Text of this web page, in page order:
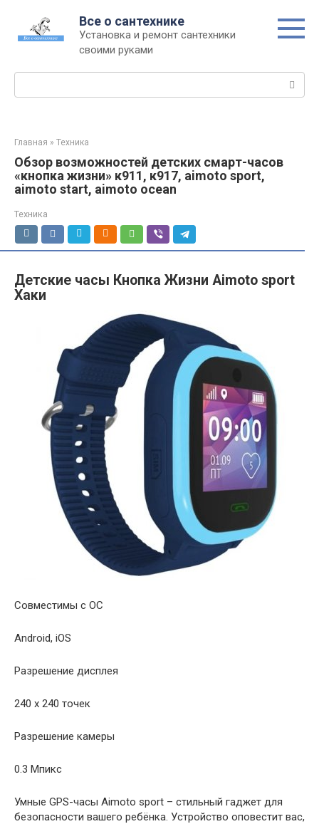
контенту
Все о сантехнике
Установка и ремонт сантехники
своими руками
Главная » Техника
Обзор возможностей детских смарт-часов
«кнопка жизни» к911, к917, aimoto sport,
aimoto start, aimoto ocean
Техника
Детские часы Кнопка Жизни Aimoto sport
Хаки
Совместимы с ОС
Android, iOS
Разрешение дисплея
240 x 240 точек
Разрешение камеры
0.3 Мпикс
Умные GPS-часы Aimoto sport – cтильный гаджет для
безопасности вашего ребёнка. Устройство оповестит вас,